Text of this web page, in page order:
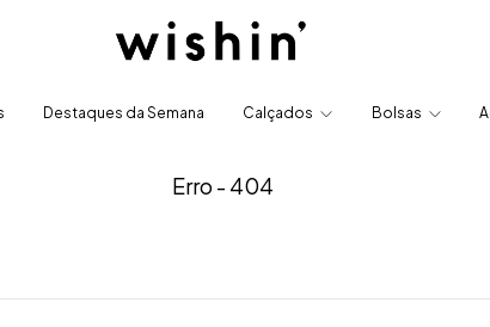
Destaques da Semana Calçados Bolsas
Erro - 404